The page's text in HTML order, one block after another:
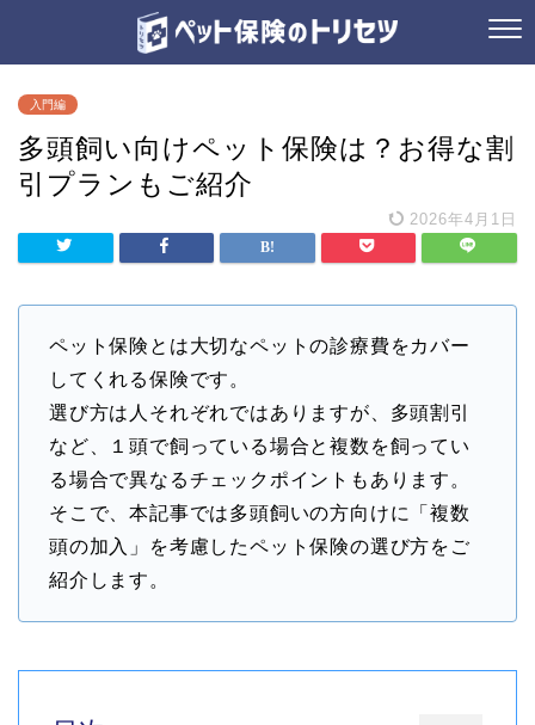
入門編
多頭飼い向けペット保険は？お得な割
引プランもご紹介
2026年4月1日
ペット保険とは大切なペットの診療費をカバー
してくれる保険です。
選び方は人それぞれではありますが、多頭割引
など、１頭で飼っている場合と複数を飼ってい
る場合で異なるチェックポイントもあります。
そこで、本記事では多頭飼いの方向けに「複数
頭の加入」を考慮したペット保険の選び方をご
紹介します。